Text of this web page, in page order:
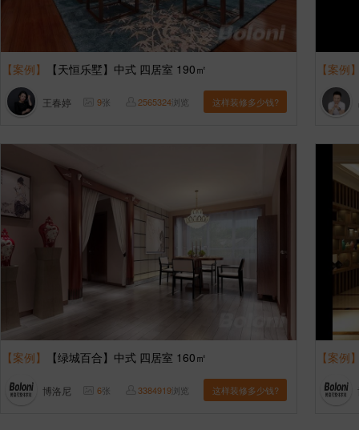
【案例】 【天恒乐墅】中式 四居室 190㎡
王春婷 9张 2565324浏览 这样装修多少钱?
【案例
【案例】 【绿城百合】中式 四居室 160㎡
博洛尼 6张 3384919浏览 这样装修多少钱?
【案例